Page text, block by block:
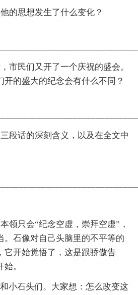
思想发生了什么变化？
民们又开了一个庆祝的盛会。
开的盛大的纪念会有什么不同？
话的深刻含义，以及在全文中
只会“纪念空虚，崇拜空虚”，
。石像对自己头脑里的不平等的
它开始觉悟了，这是跟骄傲告
。
石头们。大家想：怎么改变这